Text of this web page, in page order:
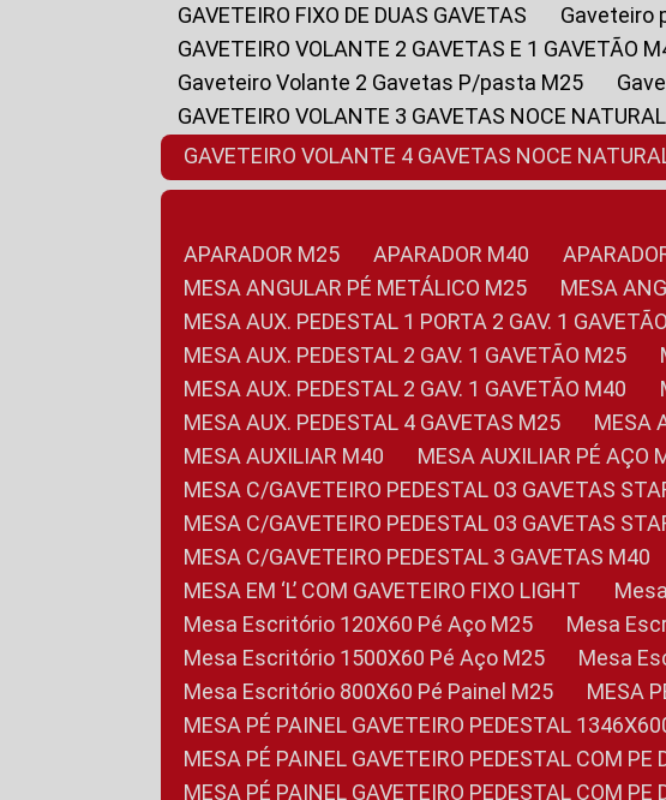
GAVETEIRO FIXO DE DUAS GAVETAS
GAVETEIRO VOLANTE 2 GAVETAS E 1 GAVETÃO
Gaveteiro Volante 2 Gavetas P/pasta M25
GAVETEIRO VOLANTE 3 GAVETAS NOCE
GAVETEIRO VOLANTE 4 GAVETAS NOCE
APARADOR M25
APARADOR M40
MESA ANGULAR PÉ METÁLICO M25
MESA
MESA AUX. PEDESTAL 1 PORTA 2 GAV. 1
MESA AUX. PEDESTAL 2 GAV. 1 GAVETÃO M25
MESA AUX. PEDESTAL 2 GAV. 1 GAVETÃO M40
MESA AUX. PEDESTAL 4 GAVETAS M25
MESA AUXILIAR M40
MESA AUXILIAR PÉ
MESA C/GAVETEIRO PEDESTAL 03 GAVETAS
MESA C/GAVETEIRO PEDESTAL 03 GAVETAS
MESA C/GAVETEIRO PEDESTAL 3 GAVETAS M40
MESA EM ‘L’ COM GAVETEIRO FIXO LIGHT
Mesa Escritório 120X60 Pé Aço M25
Mesa
Mesa Escritório 1500X60 Pé Aço M25
Mesa
Mesa Escritório 800X60 Pé Painel M25
MESA
MESA PÉ PAINEL GAVETEIRO PEDESTAL
MESA PÉ PAINEL GAVETEIRO PEDESTAL COM
MESA PÉ PAINEL GAVETEIRO PEDESTAL COM